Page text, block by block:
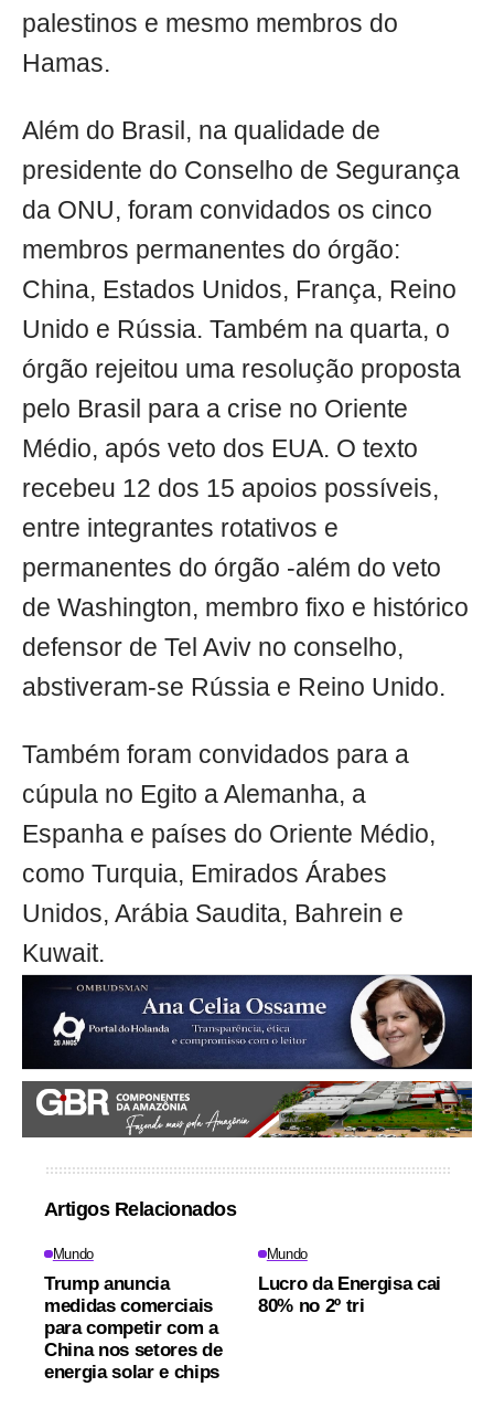
palestinos e mesmo membros do
Hamas.
Além do Brasil, na qualidade de
presidente do Conselho de Segurança
da ONU, foram convidados os cinco
membros permanentes do órgão:
China, Estados Unidos, França, Reino
Unido e Rússia. Também na quarta, o
órgão rejeitou uma resolução proposta
pelo Brasil para a crise no Oriente
Médio, após veto dos EUA. O texto
recebeu 12 dos 15 apoios possíveis,
entre integrantes rotativos e
permanentes do órgão -além do veto
de Washington, membro fixo e histórico
defensor de Tel Aviv no conselho,
abstiveram-se Rússia e Reino Unido.
Também foram convidados para a
cúpula no Egito a Alemanha, a
Espanha e países do Oriente Médio,
como Turquia, Emirados Árabes
Unidos, Arábia Saudita, Bahrein e
Kuwait.
Artigos Relacionados
Mundo
Trump anuncia
medidas comerciais
para competir com a
China nos setores de
energia solar e chips
Mundo
Lucro da Energisa cai
80% no 2º tri